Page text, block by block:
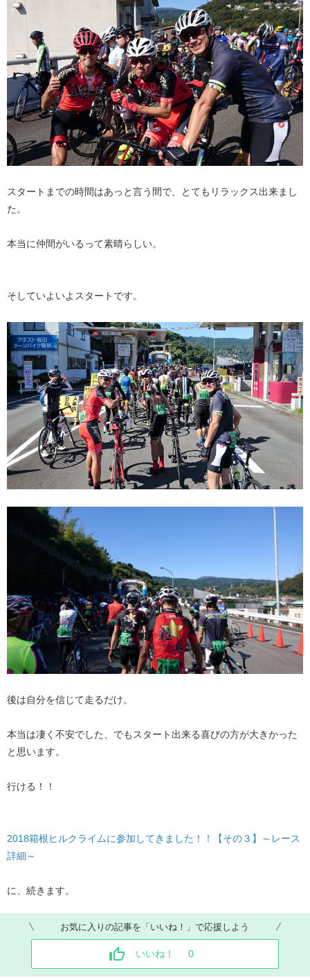
スタートまでの時間はあっと言う間で、とてもリラックス出来まし
た。
本当に仲間がいるって素晴らしい。
そしていよいよスタートです。
後は自分を信じて走るだけ。
本当は凄く不安でした、でもスタート出来る喜びの方が大きかった
と思います。
行ける！！
2018箱根ヒルクライムに参加してきました！！【その３】～レース
詳細～
に、続きます。
お気に入りの記事を「いいね！」で応援しよう
いいね！ 0